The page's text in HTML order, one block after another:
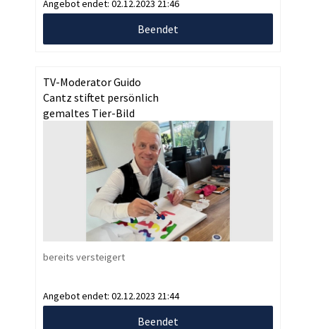
Angebot endet: 02.12.2023 21:46
Beendet
TV-Moderator Guido
Cantz stiftet persönlich
gemaltes Tier-Bild
bereits versteigert
Angebot endet: 02.12.2023 21:44
Beendet